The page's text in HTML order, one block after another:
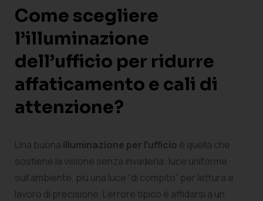
Come scegliere
l’illuminazione
dell’ufficio per ridurre
affaticamento e cali di
attenzione?
Una buona illuminazione per l’ufficio è quella che
sostiene la visione senza invaderla: luce uniforme
sull’ambiente, più una luce “di compito” per lettura e
lavoro di precisione. L’errore tipico è affidarsi a un